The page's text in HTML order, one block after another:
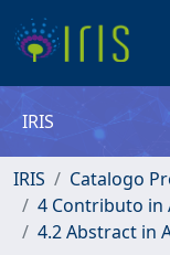
IRIS
IRIS
Catalogo
4 Contributo in
4.2 Abstract in